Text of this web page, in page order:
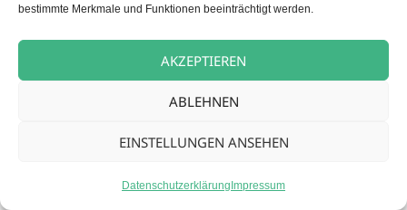
bestimmte Merkmale und Funktionen beeinträchtigt werden.
AKZEPTIEREN
ABLEHNEN
EINSTELLUNGEN ANSEHEN
Datenschutzerklärung Impressum